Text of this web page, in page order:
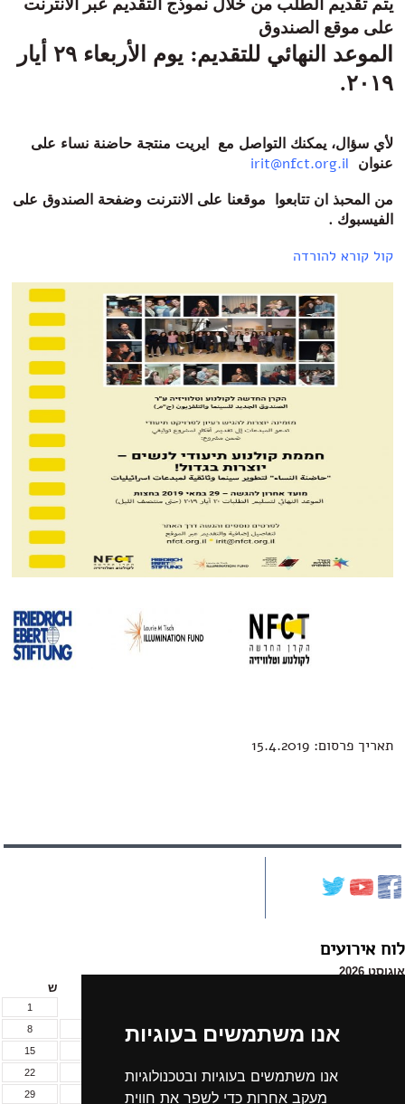
אנו משתמשים בעוגיות
אנו משתמשים בעוגיות ובטכנולוגיות
מעקב אחרות כדי לשפר את חווית
على موقع الصندوق
الموعد النهائي للتقديم:
يوم الأربعاء ٢٩ أيار
٢٠١٩.
لأي سؤال، يمكنك التواصل مع ايريت منتجة حاضنة نساء على
عنوان irit@nfct.org.il
من المحبذ ان تتابعوا موقعنا على الانترنت وضفحة الصندوق على
الفيسبوك .
קול קורא להורדה
תאריך פרסום: 15.4.2019
לוח אירועים
אוגוסט 2026
ש
1
3
4
5
6
8
15
17
18
19
20
22
24
25
26
27
29